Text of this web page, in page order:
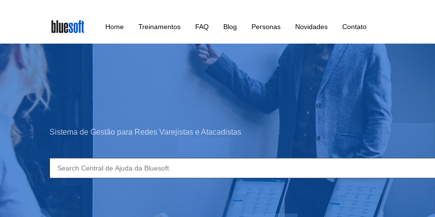
main
content
Home Treinamentos FAQ Blog Personas Novidades Contato
Sistema de Gestão para Redes Varejistas e Atacadistas
Search
for: